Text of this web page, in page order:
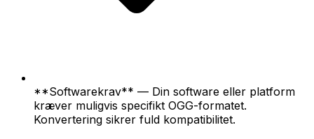
**Softwarekrav** — Din software eller platform
kræver muligvis specifikt OGG-formatet.
Konvertering sikrer fuld kompatibilitet.